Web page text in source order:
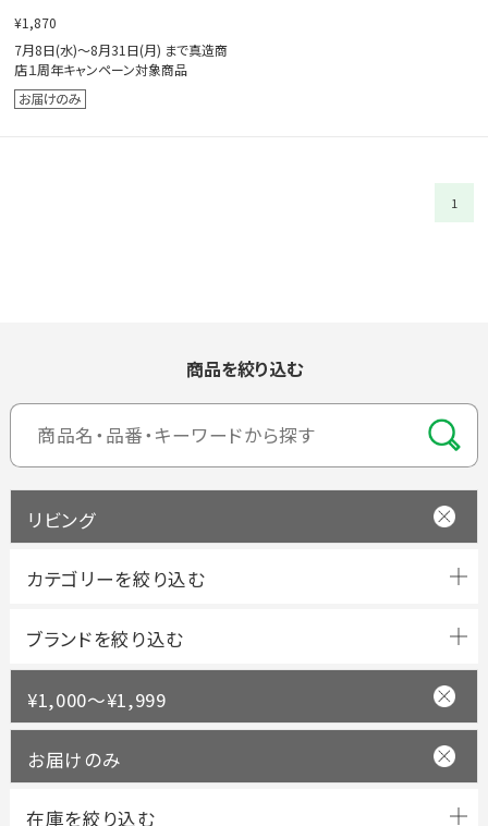
¥1,870
7月8日(水)～8月31日(月) まで真造商
店１周年キャンペーン対象商品
1
商品を絞り込む
リビング
ブランドを絞り込む
¥1,000～¥1,999
お届けのみ